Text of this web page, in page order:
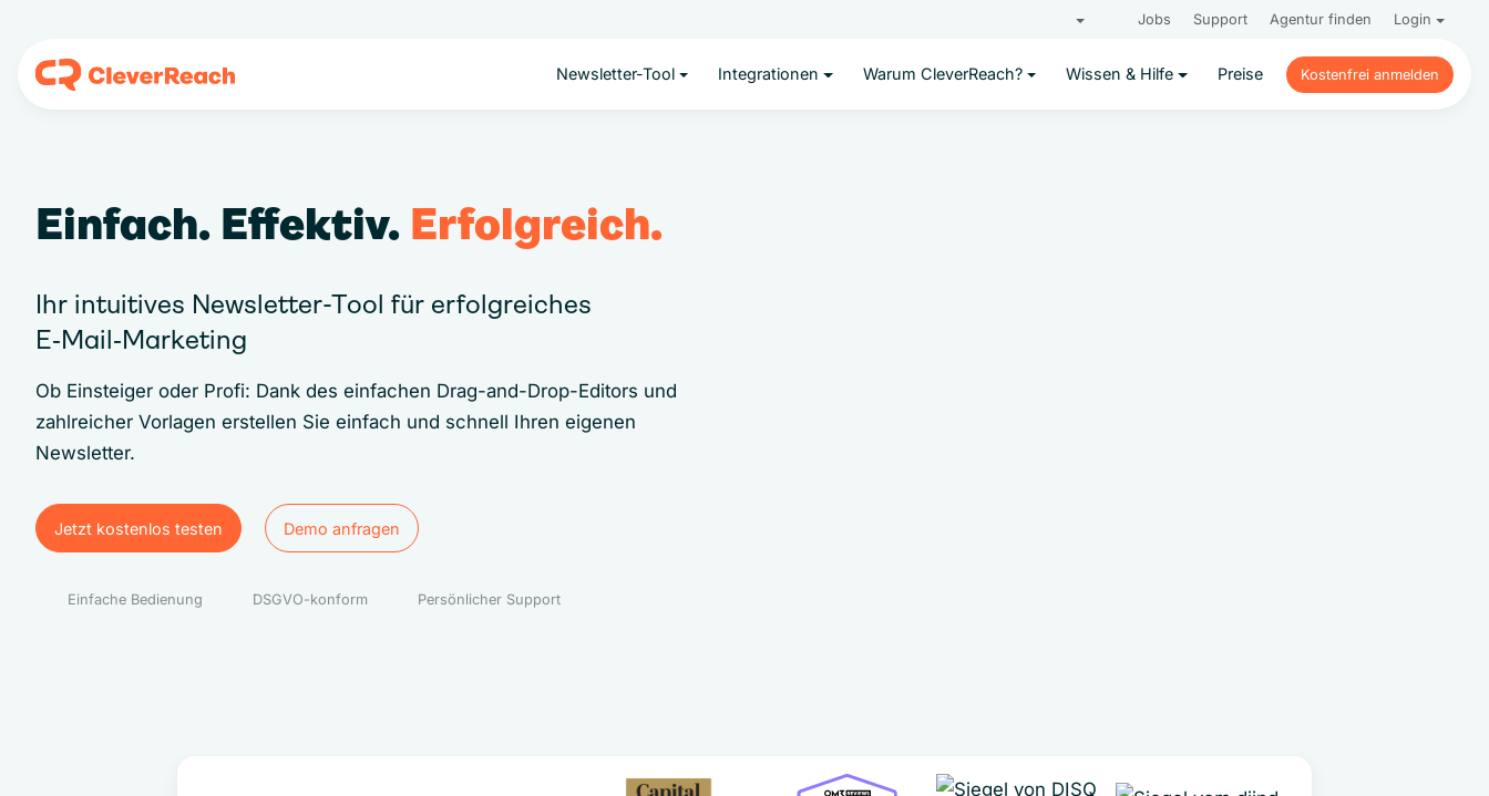
Jobs Support Agentur finden Login
Newsletter-Tool Integrationen Warum CleverReach? Wissen & Hilfe Preise
Kostenfrei anmelden
Kostenfrei anmelden
Einfach. Effektiv. Erfolgreich.
Ihr intuitives Newsletter-Tool für erfolgreiches
E‑Mail‑Marketing
Ob Einsteiger oder Profi: Dank des einfachen Drag-and-Drop-Editors und
zahlreicher Vorlagen erstellen Sie einfach und schnell Ihren eigenen
Newsletter.
Jetzt kostenlos testen
Jetzt kostenlos testen
Demo anfragen
Demo anfragen
Einfache Bedienung DSGVO-konform Persönlicher Support